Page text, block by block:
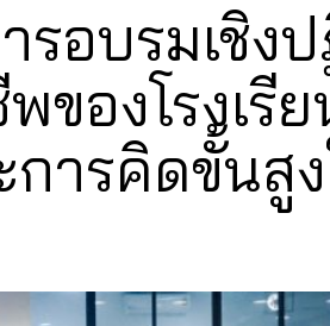
อบรมเชิง
ของโรงเรี
ารคิดขั้นสู